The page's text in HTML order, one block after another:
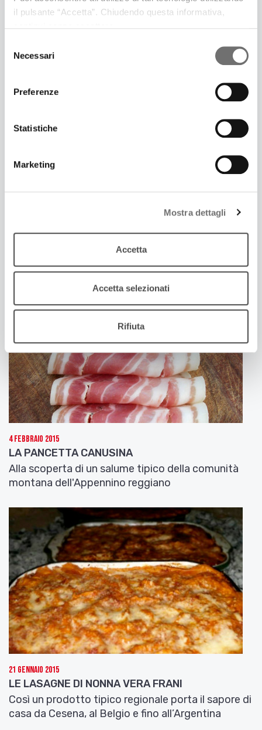
il pulsante “Accetta”. Chiudendo questa informativa,
delNecessari
Preferenze
Statistiche
Marketing
Mostra dettagli
Accetta
Accetta selezionati
Rifiuta
libro
18 Febbraio 2015
PASTICCIO DI MACCHERONI, FRAPPE,
I piatti che in Emilia-Romagna accompagnano la
4 Febbraio 2015
LA PANCETTA CANUSINA
Alla scoperta di un salume tipico della comunità
montana dell'Appennino reggiano
21 Gennaio 2015
LE LASAGNE DI NONNA VERA FRANI
Così un prodotto tipico regionale porta il sapore di
casa da Cesena, al Belgio e fino all’Argentina